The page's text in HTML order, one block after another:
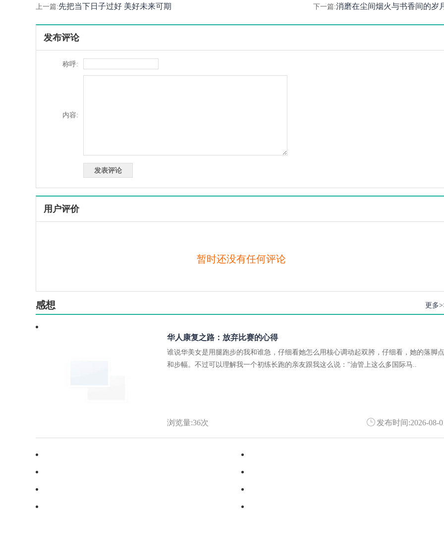
上一篇:先把当下日子过好 美好未来可期 下一篇:消磨在尘间烟火与书香间的岁
发布评论
称呼:
内容:
用户评价
暂时还没有任何评论
感想 更多
华人康复之路：放弃比赛的心得
谁说华美女是用腿跑步的我和谁急，仔细看她怎么用核心调动起双胯，仔细看，她的落脚点
和步幅。不过可以理解我一个初练长跑的亲友跟我这么说："油管上这么多国际马..
浏览量:36次 发布时间:2026-08-
·
·
·